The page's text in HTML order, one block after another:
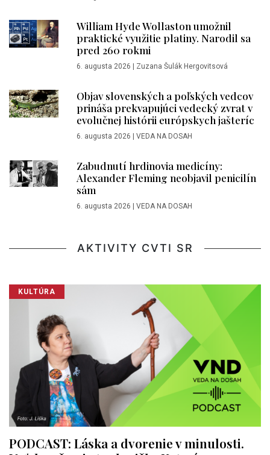
William Hyde Wollaston umožnil
praktické využitie platiny. Narodil sa
pred 260 rokmi
6. augusta 2026 | Zuzana Šulák Hergovitsová
Objav slovenských a poľských vedcov
prináša prekvapujúci vedecký zvrat v
evolučnej histórii európskych jašteríc
6. augusta 2026 | VEDA NA DOSAH
Zabudnutí hrdinovia medicíny:
Alexander Fleming neobjavil penicilín
sám
6. augusta 2026 | VEDA NA DOSAH
AKTIVITY CVTI SR
KULTÚRA
PODCAST: Láska a dvorenie v minulosti.